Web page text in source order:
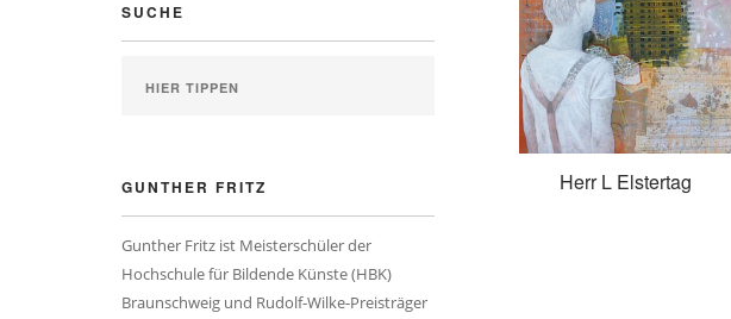
Herr L Elstertag
SUCHE
GUNTHER FRITZ
Gunther Fritz ist Meisterschüler der
Hochschule für Bildende Künste (HBK)
Braunschweig und Rudolf-Wilke-Preisträger